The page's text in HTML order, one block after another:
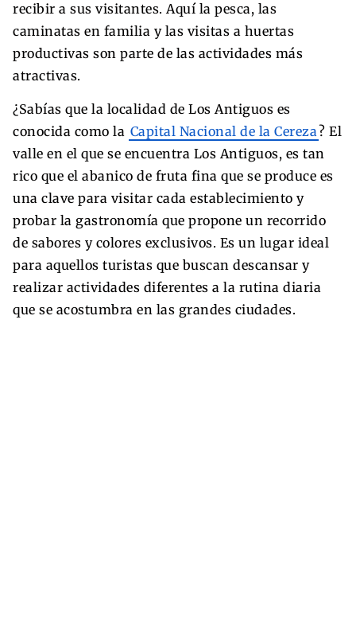
recibir a sus visitantes. Aquí la pesca, las
caminatas en familia y las visitas a huertas
productivas son parte de las actividades más
atractivas.
¿Sabías que la localidad de Los Antiguos es
conocida como la Capital Nacional de la Cereza ? El
valle en el que se encuentra Los Antiguos, es tan
rico que el abanico de fruta fina que se produce es
una clave para visitar cada establecimiento y
probar la gastronomía que propone un recorrido
de sabores y colores exclusivos. Es un lugar ideal
para aquellos turistas que buscan descansar y
realizar actividades diferentes a la rutina diaria
que se acostumbra en las grandes ciudades.